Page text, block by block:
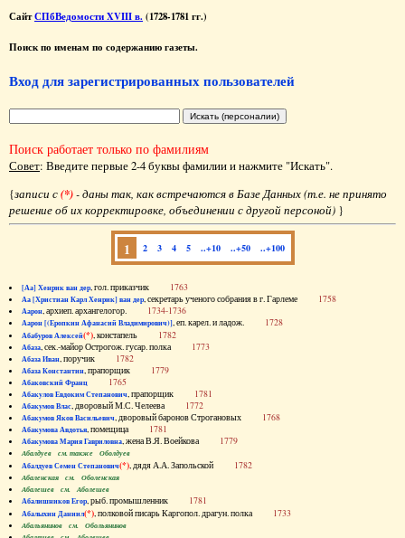
СайтСПбВедомости XVIII в. (1728-1781 гг.)
Поиск по именам по содержанию газеты.
Вход для зарегистрированных пользователей
Поиск работает только по фамилиям
Совет: Введите первые 2-4 буквы фамилии и нажмите "Искать".
{записи с(*)- даны так, как встречаются в Базе Данных (т.е. не принято
решение об их корректировке, объединении с другой персоной) }
1 2 3 4 5 ..+10 ..+50 ..+100
[Аа] Хенрик ван дер, гол. приказчик 1763
Аа [Христиан Карл Хенрик] ван дер, секретарь ученого собрания в г. Гарлеме 1758
Аарон, архиеп. архангелогор. 1734-1736
Аарон [(Еропкин Афанасий Владимирович)], еп. карел. и ладож. 1728
Абабуров Алексей(*), констапель 1782
Абаза, сек.-майор Острогож. гусар. полка 1773
Абаза Иван, поручик 1782
Абаза Константин, прапорщик 1779
Абаковский Франц 1765
Абакулов Евдоким Степанович, прапорщик 1781
Абакумов Влас, дворовый М.С. Челеева 1772
Абакумов Яков Васильевич, дворовый баронов Строгановых 1768
Абакумова Авдотья, помещица 1781
Абакумова Мария Гавриловна, жена В.Я. Воейкова 1779
Абалдуев см. также Оболдуев
Абалдуев Семен Степанович(*), дядя А.А. Запольской 1782
Абаленская см. Оболенская
Абалешев см. Аболешев
Абалишников Егор, рыб. промышленник 1781
Абалыхин Даниил(*), полковой писарь Каргопол. драгун. полка 1733
Абальянинов см. Обольянинов